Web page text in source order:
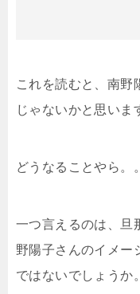
これを読むと、南野
じゃないかと思いま
どうなることやら。
一つ言えるのは、旦
野陽子さんのイメー
ではないでしょうか。